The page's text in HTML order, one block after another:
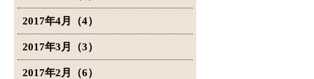
2017年4月（4）
2017年3月（3）
2017年2月（6）